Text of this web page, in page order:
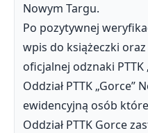
Nowym Targu.
Po pozytywnej
wpis do książeczki
oficjalnej odznaki
Oddział PTTK
ewidencyjną osób
Oddział PTTK Gorce